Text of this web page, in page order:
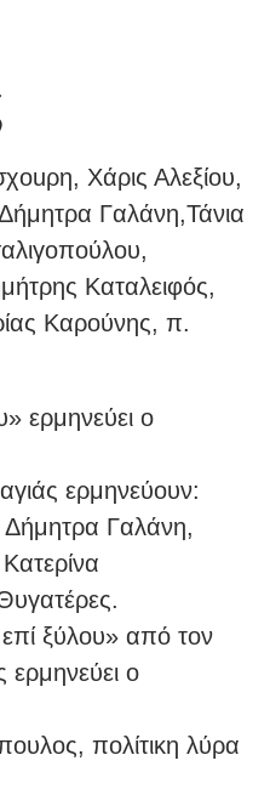
Χάρις Αλεξίου,
Γαλάνη,Τάνια
Καταλειφός,
Καρούνης, π.
ερμηνεύει ο
ερμηνεύουν:
Δήμητρα Γαλάνη,
ξύλου» από τον
ερμηνεύει ο
πολίτικη λύρα